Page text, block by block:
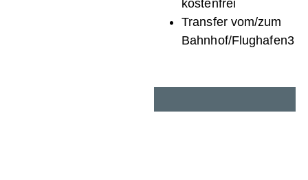
kostenfrei
Transfer vom/zum
Bahnhof/Flughafen3